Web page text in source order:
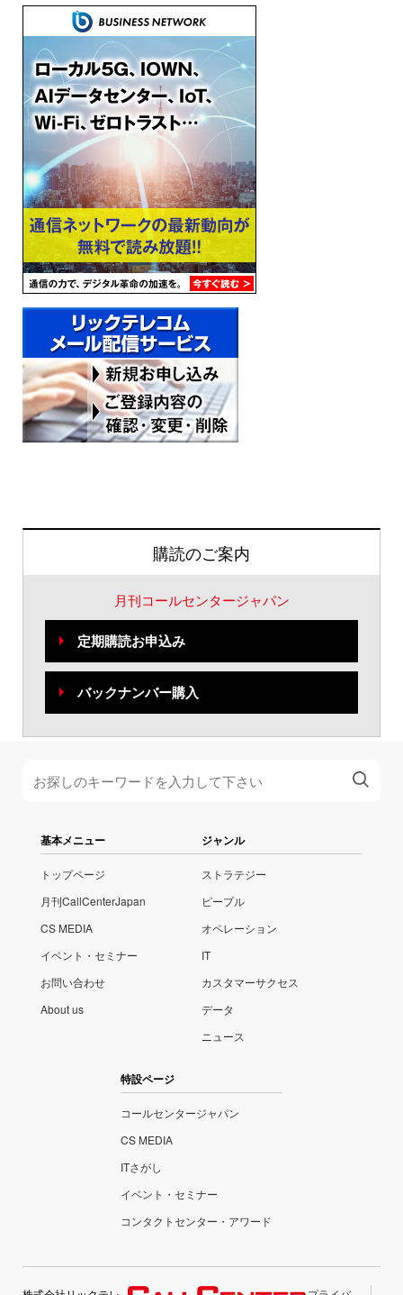
購読のご案内
月刊コールセンタージャパン
定期購読お申込み
バックナンバー購入
基本メニュー
トップページ
月刊CallCenterJapan
CS MEDIA
イベント・セミナー
お問い合わせ
About us
ジャンル
ストラテジー
ピープル
オペレーション
IT
カスタマーサクセス
データ
ニュース
特設ページ
コールセンタージャパン
CS MEDIA
ITさがし
イベント・セミナー
コンタクトセンター・アワード